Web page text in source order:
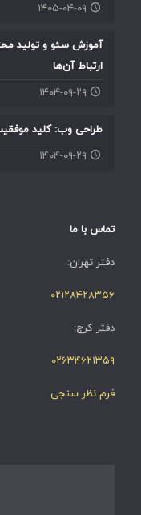
۱۴۰۵-۰۴-۰۹
آموزش سئو و تولید
ارتباط آن‌ها
۱۴۰۴-۰۹-۲۹
طراحی وب: کلید
۱۴۰۴-۰۹-۲۹
تماس با ما
دفتر تهران:
۰۲۱۲۸۴۲۸۳۵۶
دفتر کرج:
۰۲۶۳۴۶۲۱۳۵۹
فرم نظر سنجی